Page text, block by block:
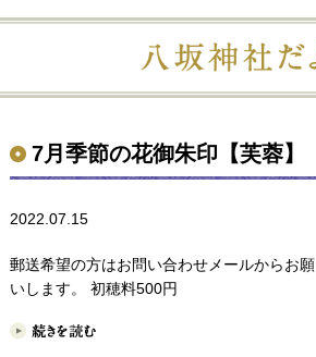
7月季節の花御朱印【芙蓉】
2022.07.15
郵送希望の方はお問い合わせメールからお願
いします。 初穂料500円